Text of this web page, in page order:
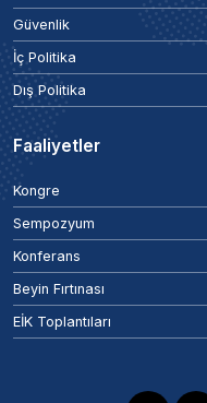
Güvenlik
İç Politika
Dış Politika
Faaliyetler
Kongre
Sempozyum
Konferans
Beyin Fırtınası
EİK Toplantıları